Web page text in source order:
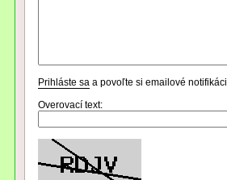
Prihláste sa a povoľte si emailové
Overovací text: